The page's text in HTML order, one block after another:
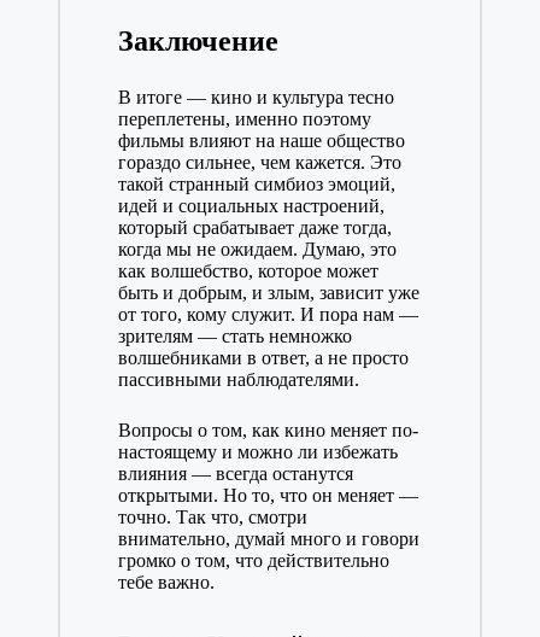
Заключение
В итоге — кино и культура тесно
переплетены, именно поэтому
фильмы влияют на наше общество
гораздо сильнее, чем кажется. Это
такой странный симбиоз эмоций,
идей и социальных настроений,
который срабатывает даже тогда,
когда мы не ожидаем. Думаю, это
как волшебство, которое может
быть и добрым, и злым, зависит уже
от того, кому служит. И пора нам —
зрителям — стать немножко
волшебниками в ответ, а не просто
пассивными наблюдателями.
Вопросы о том, как кино меняет по-
настоящему и можно ли избежать
влияния — всегда останутся
открытыми. Но то, что он меняет —
точно. Так что, смотри
внимательно, думай много и говори
громко о том, что действительно
тебе важно.